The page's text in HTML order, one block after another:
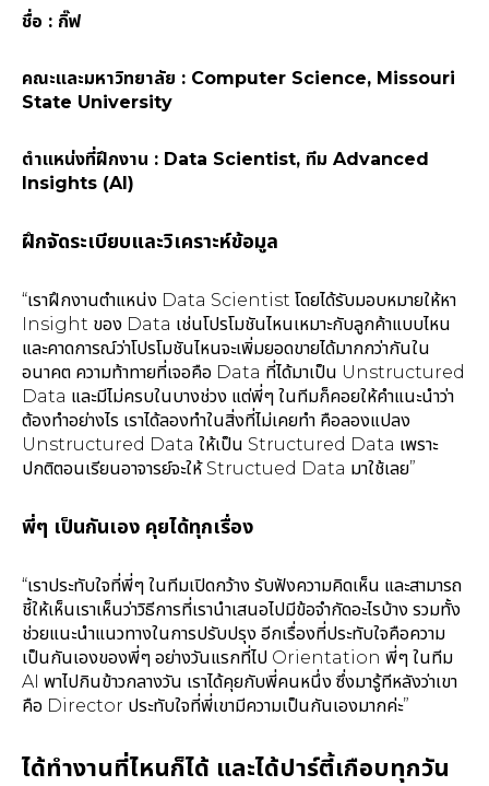
ชื่อ : กิ๊ฟ
คณะและมหาวิทยาลัย : Computer Science, Missouri
State University
ตำแหน่งที่ฝึกงาน : Data Scientist, ทีม Advanced
Insights (AI)
ฝึกจัดระเบียบและวิเคราะห์ข้อมูล
“เราฝึกงานตำแหน่ง Data Scientist โดยได้รับมอบหมายให้หา
Insight ของ Data เช่นโปรโมชันไหนเหมาะกับลูกค้าแบบไหน
และคาดการณ์ว่าโปรโมชันไหนจะเพิ่มยอดขายได้มากกว่ากันใน
อนาคต ความท้าทายที่เจอคือ Data ที่ได้มาเป็น Unstructured
Data และมีไม่ครบในบางช่วง แต่พี่ๆ ในทีมก็คอยให้คำแนะนำว่า
ต้องทำอย่างไร เราได้ลองทำในสิ่งที่ไม่เคยทำ คือลองแปลง
Unstructured Data ให้เป็น Structured Data เพราะ
ปกติตอนเรียนอาจารย์จะให้ Structued Data มาใช้เลย”
พี่ๆ เป็นกันเอง คุยได้ทุกเรื่อง
“เราประทับใจที่พี่ๆ ในทีมเปิดกว้าง รับฟังความคิดเห็น และสามารถ
ชี้ให้เห็นเราเห็นว่าวิธีการที่เรานำเสนอไปมีข้อจำกัดอะไรบ้าง รวมทั้ง
ช่วยแนะนำแนวทางในการปรับปรุง อีกเรื่องที่ประทับใจคือความ
เป็นกันเองของพี่ๆ อย่างวันแรกที่ไป Orientation พี่ๆ ในทีม
AI พาไปกินข้าวกลางวัน เราได้คุยกับพี่คนหนึ่ง ซึ่งมารู้ทีหลังว่าเขา
คือ Director ประทับใจที่พี่เขามีความเป็นกันเองมากค่ะ”
ได้ทำงานที่ไหนก็ได้ และได้ปาร์ตี้เกือบทุกวัน